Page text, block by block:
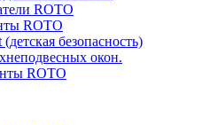
ROTO
ROTO
безопасность)
окон.
ROTO